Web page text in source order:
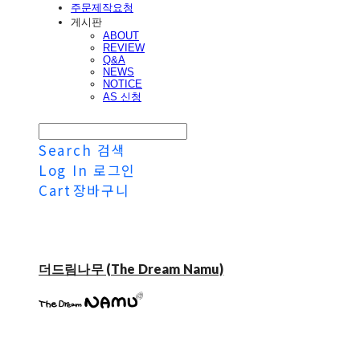
주문제작요청
게시판
ABOUT
REVIEW
Q&A
NEWS
NOTICE
AS 신청
Search 검색
Log In 로그인
Cart 장바구니
더드림나무 (The Dream Namu)